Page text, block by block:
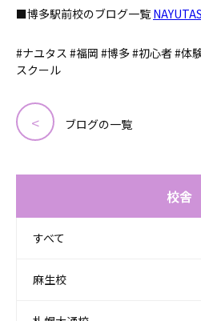
■博多駅前校のブログ一覧
#ナユタス #福岡 #博多 #初心者 #
スクール
ブログの一覧
校舎
すべて
麻生校